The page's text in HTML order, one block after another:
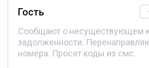
Гость
Сообщают о несуществующем
задолженности.
номера. Просят коды из смс.